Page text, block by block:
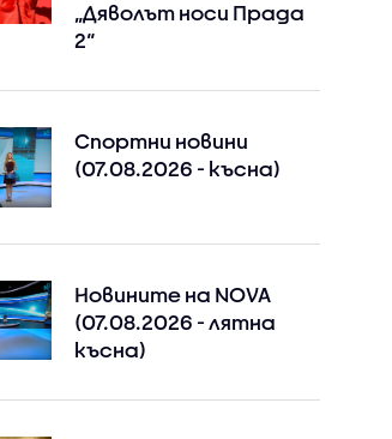
„Дяволът носи Прада
2“
Спортни новини
(07.08.2026 - късна)
Новините на NOVA
(07.08.2026 - лятна
късна)